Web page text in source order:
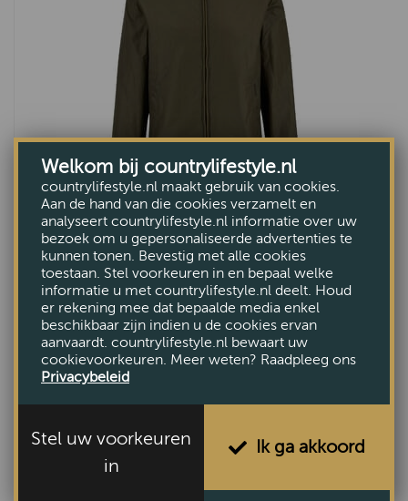
Heren waxjas Lightweight Royston Beech
€299,95
Welkom bij countrylifestyle.nl
countrylifestyle.nl maakt gebruik van cookies.
Aan de hand van die cookies verzamelt en
analyseert countrylifestyle.nl informatie over uw
bezoek om u gepersonaliseerde advertenties te
kunnen tonen. Bevestig met alle cookies
toestaan. Stel voorkeuren in en bepaal welke
informatie u met countrylifestyle.nl deelt. Houd
er rekening mee dat bepaalde media enkel
beschikbaar zijn indien u de cookies ervan
aanvaardt. countrylifestyle.nl bewaart uw
cookievoorkeuren. Meer weten? Raadpleeg ons
Privacybeleid
Stel uw voorkeuren
in
Ik ga akkoord